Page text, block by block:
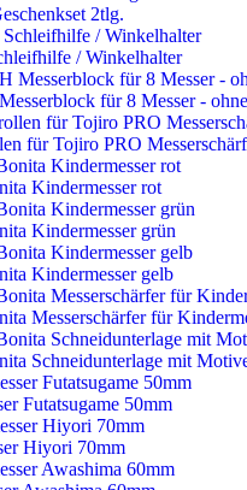
2tlg.
/ Winkelhalter
für 8 Messer -
für Tojiro PRO
Kindermesser rot
Kindermesser grün
Kindermesser gelb
Messerschärfer für
Schneidunterlage mit
Futatsugame 50mm
Hiyori 70mm